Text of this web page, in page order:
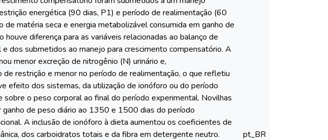
energética (90 dias, P1) e período de realimentação (60
matéria seca e energia metabolizável consumida em ganho de
diferença para as variáveis relacionadas ao balanço de
dos submetidos ao manejo para crescimento compensatório. A
menor excreção de nitrogênio (N) urinário e,
restrição e menor no período de realimentação, o que refletiu
efeito dos sistemas, da utilização de ionóforo ou do período
o peso corporal ao final do período experimental. Novilhas
de peso diário ao 1350 e 1500 dias do período
A inclusão de ionóforo à dieta aumentou os coeficientes de
dos carboidratos totais e da fibra em detergente neutro.
pt_BR